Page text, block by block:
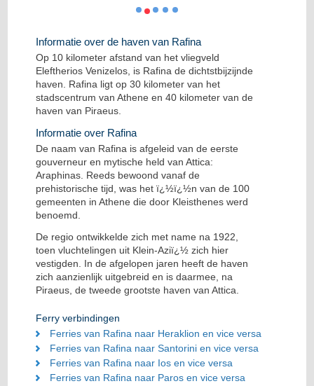
Informatie over de haven van Rafina
Op 10 kilometer afstand van het vliegveld
Eleftherios Venizelos, is Rafina de dichtstbijzijnde
haven. Rafina ligt op 30 kilometer van het
stadscentrum van Athene en 40 kilometer van de
haven van Piraeus.
Informatie over Rafina
De naam van Rafina is afgeleid van de eerste
gouverneur en mytische held van Attica:
Araphinas. Reeds bewoond vanaf de
prehistorische tijd, was het ï¿½ï¿½n van de 100
gemeenten in Athene die door Kleisthenes werd
benoemd.
De regio ontwikkelde zich met name na 1922,
toen vluchtelingen uit Klein-Aziï¿½ zich hier
vestigden. In de afgelopen jaren heeft de haven
zich aanzienlijk uitgebreid en is daarmee, na
Piraeus, de tweede grootste haven van Attica.
Ferry verbindingen
Ferries van Rafina naar Heraklion en vice versa
Ferries van Rafina naar Santorini en vice versa
Ferries van Rafina naar Ios en vice versa
Ferries van Rafina naar Paros en vice versa